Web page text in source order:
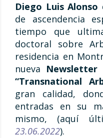
Diego Luis Alonso
de ascendencia
tiempo que
doctoral sobre
residencia en
nueva Newsletter
“Transnational
gran calidad,
entradas en su
mismo, (aquí
23.06.2022).